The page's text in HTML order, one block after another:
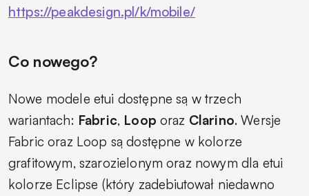
https://peakdesign.pl/k/mobile/
Co nowego?
Nowe modele etui dostępne są w trzech
wariantach: Fabric, Loop oraz Clarino. Wersje
Fabric oraz Loop są dostępne w kolorze
grafitowym, szarozielonym oraz nowym dla etui
kolorze Eclipse (który zadebiutował niedawno